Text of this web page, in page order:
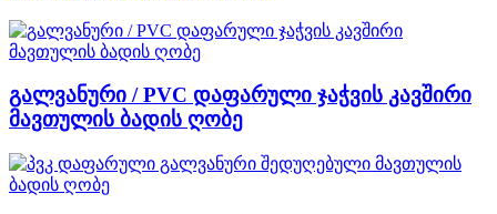
გალვანური / PVC დაფარული ჯაჭვის კავშირი
მავთულის ბადის ღობე